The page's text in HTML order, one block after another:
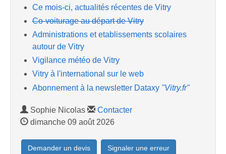
Ce mois-ci, actualités récentes de Vitry
Co-voiturage au départ de Vitry
Administrations et etablissements scolaires
autour de Vitry
Vigilance météo de Vitry
Vitry à l'international sur le web
Abonnement à la newsletter Dataxy "Vitry.fr"
Sophie Nicolas
Contacter
dimanche 09 août 2026
Demander un devis Signaler une erreur